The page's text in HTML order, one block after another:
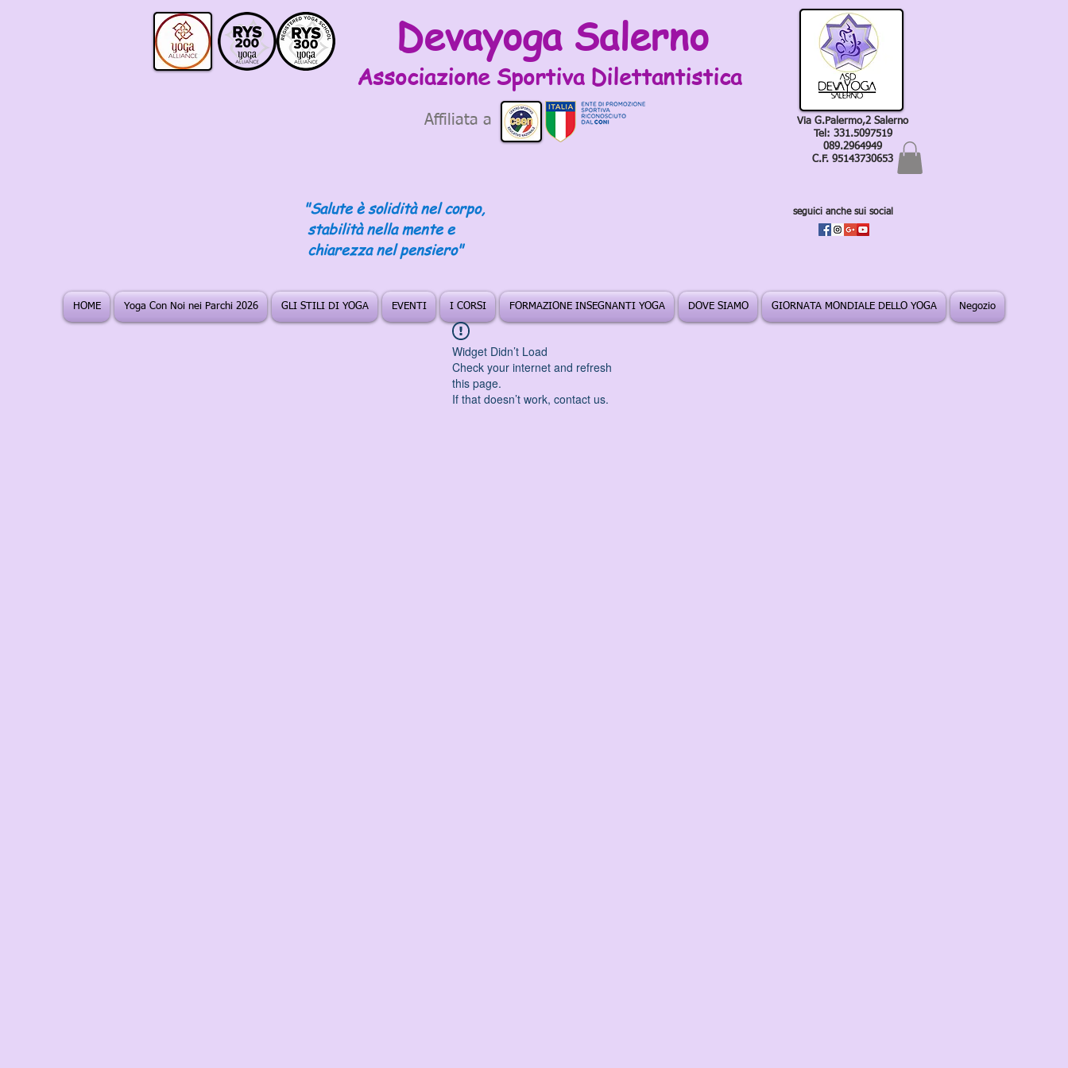
Devayoga Salerno
Associazione Sportiva Dilettantistica
Affiliata a
"Salute è solidità nel corpo,
stabilità nella mente e
chiarezza nel pensiero"
Via G.Palermo,2 Salerno
Tel: 331.5097519
089.2964949
C.F. 95143730653
seguici anche sui social
HOME Yoga Con Noi nei Parchi 2026 GLI STILI DI YOGA EVENTI I CORSI FORMAZIONE INSEGNANTI YOGA DOVE SIAMO GIORNATA MONDIALE DELLO YOGA Negozio
Widget Didn’t Load
Check your internet and refresh
this page.
If that doesn’t work, contact us.